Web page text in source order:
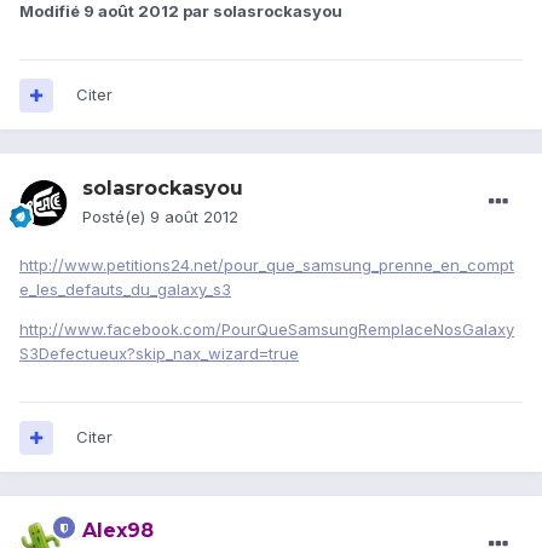
Modifié 9 août 2012 par solasrockasyou
Citer
solasrockasyou
Posté(e) 9 août 2012
http://www.petitions24.net/pour_que_samsung_prenne_en_compt
e_les_defauts_du_galaxy_s3
http://www.facebook.com/PourQueSamsungRemplaceNosGalaxy
S3Defectueux?skip_nax_wizard=true
Citer
Alex98